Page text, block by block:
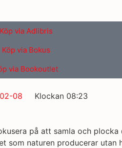
Köp via Adlibris
Köp via Bokus
via Bookoutlet
08 Klockan 08:23
på att samla och
naturen producerar